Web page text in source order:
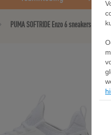
PUMA SOFTRIDE Enzo 6 sneakers